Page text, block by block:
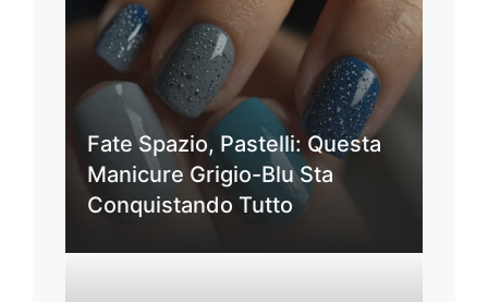
Fate Spazio, Pastelli: Questa
Manicure Grigio-Blu Sta
Conquistando Tutto